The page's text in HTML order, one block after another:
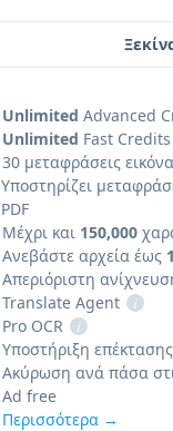
Unlimited Advanced
Unlimited Fast Credits
30 μεταφράσεις
Υποστηρίζει
PDF
Μέχρι και 150,000
Ανεβάστε αρχεία έως
Απεριόριστη
Translate Agent
i
Pro OCR
i
Υποστήριξη
Ακύρωση ανά πάσα
Ad free
Περισσότερα →